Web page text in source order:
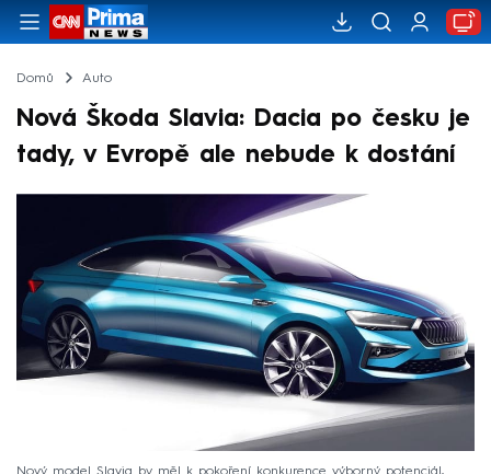
Domů Auto
Nová Škoda Slavia: Dacia po česku je
tady, v Evropě ale nebude k dostání